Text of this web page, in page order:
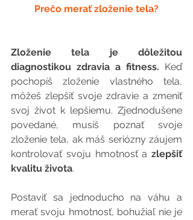
Prečo merať zloženie tela?
Zloženie tela je dôležitou
diagnostikou zdravia a fitness. Keď
pochopíš zloženie vlastného tela,
môžeš zlepšiť svoje zdravie a zmeniť
svoj život k lepšiemu. Zjednodušene
povedané, musíš poznať svoje
zloženie tela, ak máš seriózny záujem
kontrolovať svoju hmotnosť a zlepšiť
kvalitu života.
Postaviť sa jednoducho na váhu a
merať svoju hmotnosť, bohužiaľ nie je